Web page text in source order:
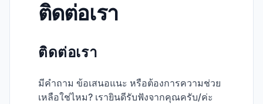
ติดต่อเรา
ติดต่อเรา
มีคำถาม ข้อเสนอแนะ หรือต้องการความช่วย
เหลือใช่ไหม? เรายินดีรับฟังจากคุณครับ/ค่ะ